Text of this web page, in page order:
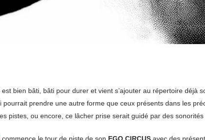
est bien bâti, bâti pour durer et vient s’ajouter au répertoire déjà
pourrait prendre une autre forme que ceux présents dans les
pistes, ou encore, ce lâcher prise serait guidé par des